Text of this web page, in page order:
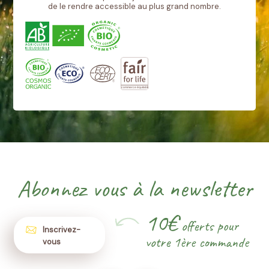
de le rendre accessible au plus grand nombre.
Abonnez vous à la newsletter
Inscrivez-
vous
10€offerts pour
votre 1ère commande